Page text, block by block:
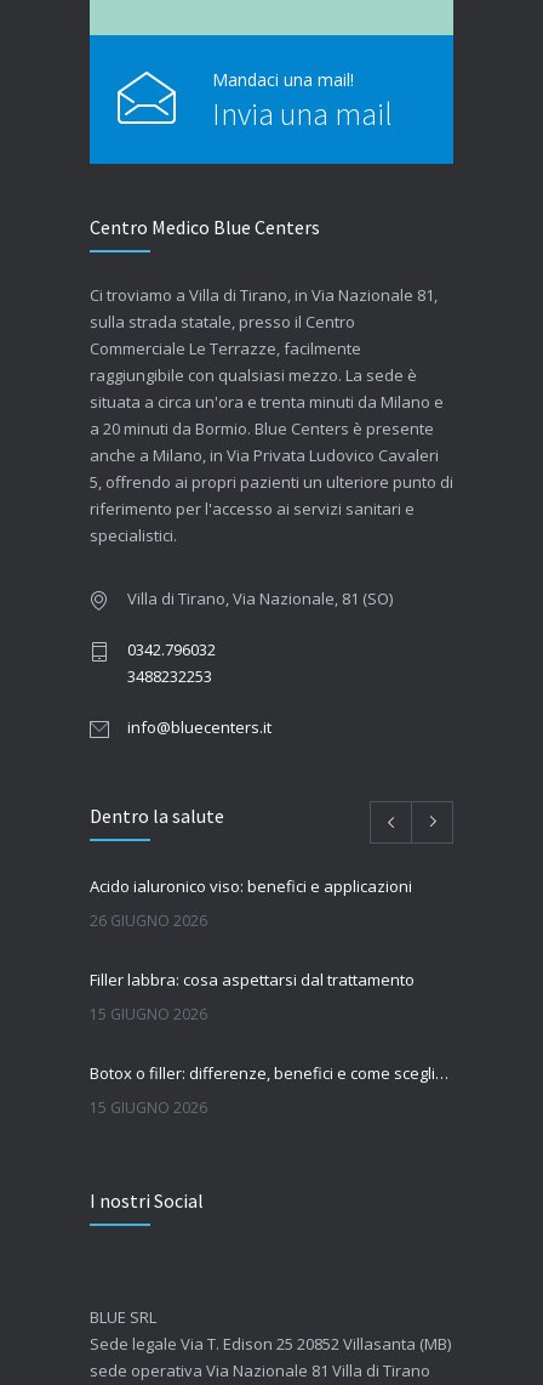
Mandaci una mail!
Invia una mail
Centro Medico Blue Centers
Ci troviamo a Villa di Tirano, in Via Nazionale 81,
sulla strada statale, presso il Centro
Commerciale Le Terrazze, facilmente
raggiungibile con qualsiasi mezzo. La sede è
situata a circa un'ora e trenta minuti da Milano e
a 20 minuti da Bormio. Blue Centers è presente
anche a Milano, in Via Privata Ludovico Cavaleri
5, offrendo ai propri pazienti un ulteriore punto di
riferimento per l'accesso ai servizi sanitari e
specialistici.
Villa di Tirano, Via Nazionale, 81 (SO)
0342.796032
3488232253
info@bluecenters.it
Dentro la salute
Acido ialuronico viso: benefici e applicazioni
26 GIUGNO 2026
Filler labbra: cosa aspettarsi dal trattamento
15 GIUGNO 2026
Botox o filler: differenze, benefici e come scegliere il trattamento più adatto
15 GIUGNO 2026
7 GIUGNO 2026
I nostri Social
BLUE SRL
Sede legale Via T. Edison 25 20852 Villasanta (MB)
sede operativa Via Nazionale 81 Villa di Tirano